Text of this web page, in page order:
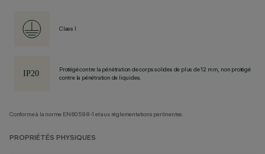
Class I
Protégé contre la pénétration de corps solides de plus de 12 mm, non protégé
contre la pénétration de liquides.
Conforme à la norme EN60598-1 et aux réglementations pertinentes.
PROPRIÉTÉS PHYSIQUES